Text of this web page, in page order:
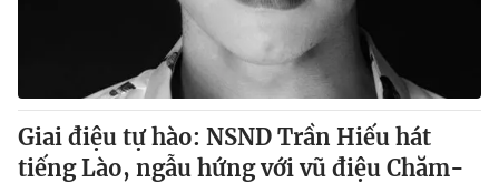
Giai điệu tự hào: NSND Trần Hiếu hát
tiếng Lào, ngẫu hứng với vũ điệu Chăm-